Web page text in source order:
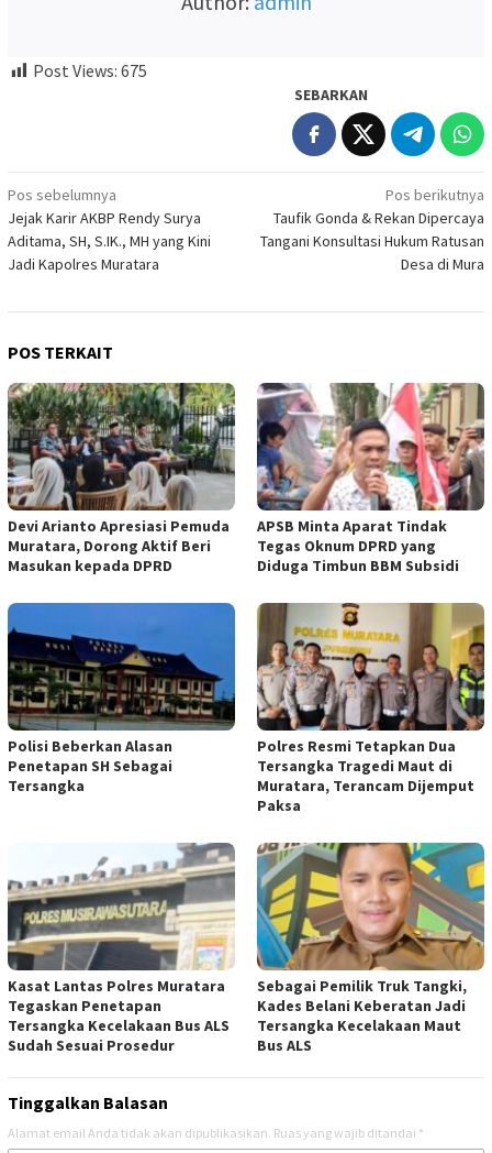
Post Views: 675
SEBARKAN
Navigasi
pos
Pos sebelumnya
Jejak Karir AKBP Rendy Surya
Aditama, SH, S.IK., MH yang Kini
Jadi Kapolres Muratara
Pos berikutnya
Taufik Gonda & Rekan Dipercaya
Tangani Konsultasi Hukum Ratusan
Desa di Mura
POS TERKAIT
Devi Arianto Apresiasi Pemuda
Muratara, Dorong Aktif Beri
Masukan kepada DPRD
APSB Minta Aparat Tindak
Tegas Oknum DPRD yang
Diduga Timbun BBM Subsidi
Polisi Beberkan Alasan
Penetapan SH Sebagai
Tersangka
Polres Resmi Tetapkan Dua
Tersangka Tragedi Maut di
Muratara, Terancam Dijemput
Paksa
Kasat Lantas Polres Muratara
Tegaskan Penetapan
Tersangka Kecelakaan Bus ALS
Sudah Sesuai Prosedur
Sebagai Pemilik Truk Tangki,
Kades Belani Keberatan Jadi
Tersangka Kecelakaan Maut
Bus ALS
Tinggalkan Balasan
Alamat email Anda tidak akan dipublikasikan. Ruas yang wajib ditandai *